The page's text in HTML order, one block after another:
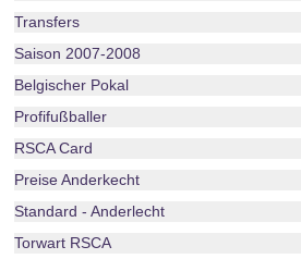
Transfers
Saison 2007-2008
Belgischer Pokal
Profifußballer
RSCA Card
Preise Anderkecht
Standard - Anderlecht
Torwart RSCA